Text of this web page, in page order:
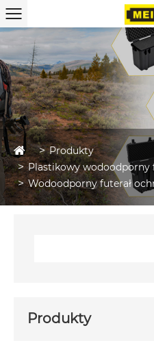
Produkty
Plastikowy wodoodporny
Wodoodporny futerał
Produkty